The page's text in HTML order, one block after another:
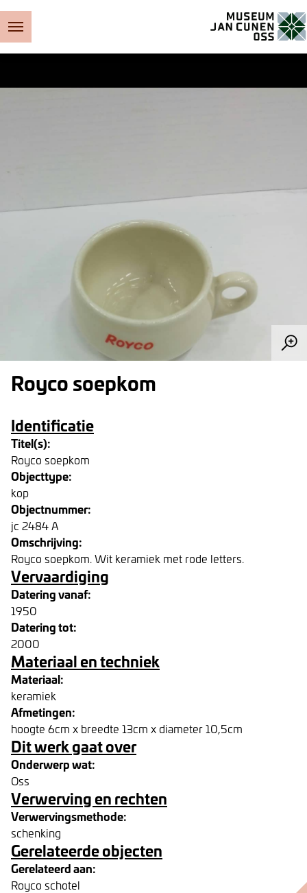
Royco soepkom
Identificatie
Titel(s):
Royco soepkom
Objecttype:
kop
Objectnummer:
jc 2484 A
Omschrijving:
Royco soepkom. Wit keramiek met rode letters.
Vervaardiging
Datering vanaf:
1950
Datering tot:
2000
Materiaal en techniek
Materiaal:
keramiek
Afmetingen:
hoogte 6cm x breedte 13cm x diameter 10,5cm
Dit werk gaat over
Onderwerp wat:
Oss
Verwerving en rechten
Verwervingsmethode:
schenking
Gerelateerde objecten
Gerelateerd aan:
Royco schotel